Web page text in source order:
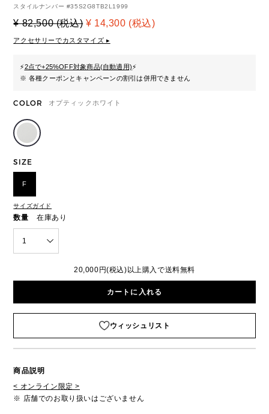
スタイルナンバー #35S2G8TB2L1999
¥ 82,500 (税込) ¥ 14,300 (税込)
アクセサリーでカスタマイズ ▸
⚡2点で+25%OFF対象商品(自動適用)⚡
※ 各種クーポンとキャンペーンの割引は併用できません
COLOR オプティックホワイト
SIZE
F
サイズガイド
数量 在庫あり
1
20,000円(税込)以上購入で送料無料
カートに入れる
ウィッシュリスト
商品説明
< オンライン限定 >
※ 店舗でのお取り扱いはございません